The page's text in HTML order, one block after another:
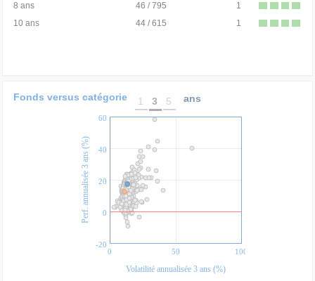
8 ans
46 / 795
1
10 ans
44 / 615 1
Fonds versus catégorie 1 3 5 ans
-20
0
20
40
60
Perf. annualisée 3 ans (%)
0 50 100
Volatilité annualisée 3 ans (%)